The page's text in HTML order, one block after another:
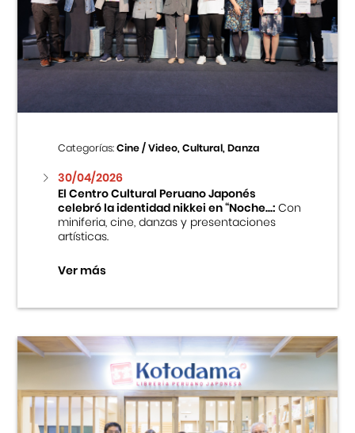
Categorías:Cine / Video, Cultural, Danza
30/04/2026
El Centro Cultural Peruano Japonés
celebró la identidad nikkei en “Noche...:Con
miniferia, cine, danzas y presentaciones
artísticas.
Ver más